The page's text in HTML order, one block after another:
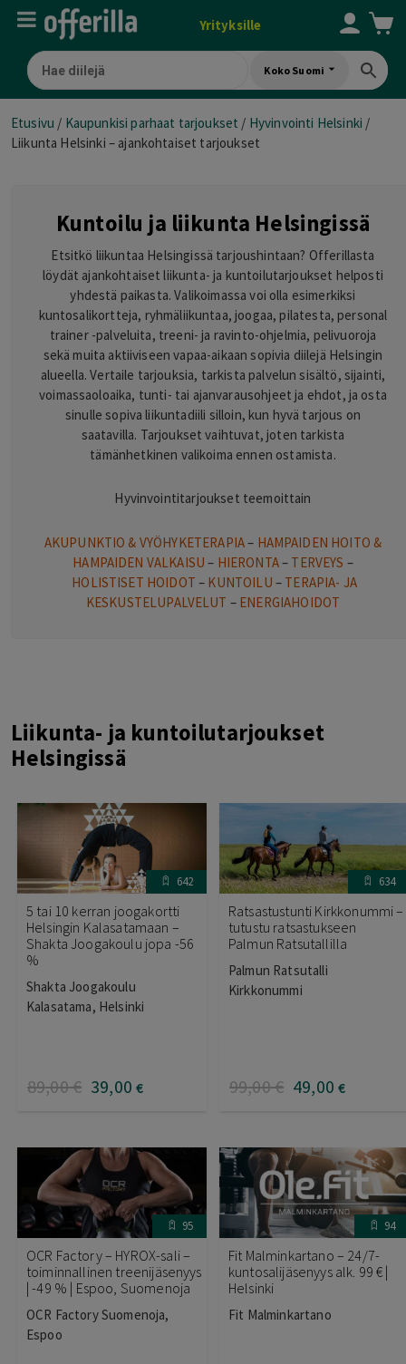
Yrityksille
Koko Suomi
Etusivu / Kaupunkisi parhaat tarjoukset / Hyvinvointi Helsinki /
Liikunta Helsinki – ajankohtaiset tarjoukset
Kuntoilu ja liikunta Helsingissä
Etsitkö liikuntaa Helsingissä tarjoushintaan? Offerillasta
löydät ajankohtaiset liikunta- ja kuntoilutarjoukset helposti
yhdestä paikasta. Valikoimassa voi olla esimerkiksi
kuntosalikortteja, ryhmäliikuntaa, joogaa, pilatesta, personal
trainer -palveluita, treeni- ja ravinto-ohjelmia, pelivuoroja
sekä muita aktiiviseen vapaa-aikaan sopivia diilejä Helsingin
alueella. Vertaile tarjouksia, tarkista palvelun sisältö, sijainti,
voimassaoloaika, tunti- tai ajanvarausohjeet ja ehdot, ja osta
sinulle sopiva liikuntadiili silloin, kun hyvä tarjous on
saatavilla. Tarjoukset vaihtuvat, joten tarkista
tämänhetkinen valikoima ennen ostamista.
Hyvinvointitarjoukset teemoittain
AKUPUNKTIO & VYÖHYKETERAPIA– HAMPAIDEN HOITO &
HAMPAIDEN VALKAISU – HIERONTA– TERVEYS –
HOLISTISET HOIDOT – KUNTOILU – TERAPIA- JA
KESKUSTELUPALVELUT – ENERGIAHOIDOT
Liikunta- ja kuntoilutarjoukset
Helsingissä
642
5 tai 10 kerran joogakortti
Helsingin Kalasatamaan –
Shakta Joogakoulu jopa -56
%
Shakta Joogakoulu
Kalasatama, Helsinki
89,00€ 39,00 €
634
Ratsastustunti Kirkkonummi –
tutustu ratsastukseen
Palmun Ratsutallilla
Palmun Ratsutalli
Kirkkonummi
99,00€ 49,00 €
95
OCR Factory – HYROX-sali –
toiminnallinen treenijäsenyys
| -49 % | Espoo, Suomenoja
OCR Factory Suomenoja,
Espoo
94
Fit Malminkartano – 24/7-
kuntosalijäsenyys alk. 99 € |
Helsinki
Fit Malminkartano